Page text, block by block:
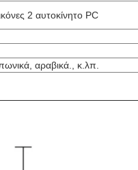
2 αυτοκίνητο PC
αραβικά., κ.λπ.